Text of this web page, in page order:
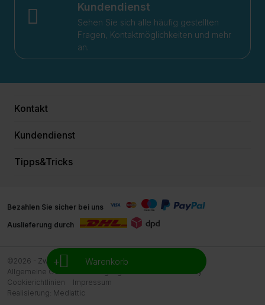
+ Warenkorb
Kundendienst
Sehen Sie sich alle häufig gestellten
Fragen, Kontaktmöglichkeiten und mehr
an.
Kontakt
Kundendienst
Tipps&Tricks
Bezahlen Sie sicher bei uns
Auslieferung durch
©2026 - Zwemreus
Allgemeine Geschäftsbedingungen Zwemreus
Privacy
Cookierichtlinien
Impressum
Realisierung: Mediattic